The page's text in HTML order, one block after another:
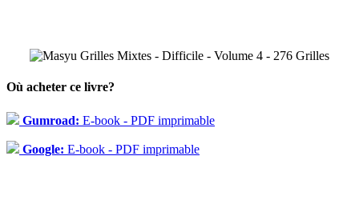
Où acheter ce livre?
Gumroad: E-book - PDF imprimable
Google: E-book - PDF imprimable